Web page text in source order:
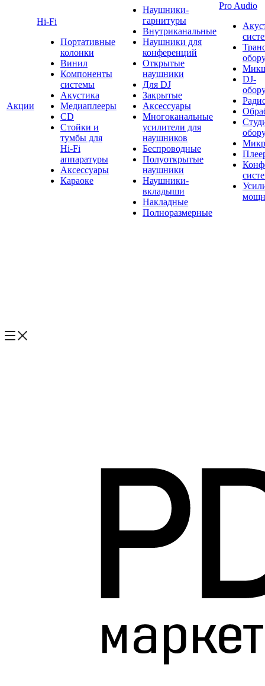
Акции
Hi-Fi
Портативные
колонки
Винил
Компоненты
системы
Акустика
Медиаплееры
CD
Стойки и
тумбы для
Hi-Fi
аппаратуры
Аксессуары
Караоке
Наушники-
гарнитуры
Внутриканальные
Наушники для
конференций
Открытые
наушники
Для DJ
Закрытые
Аксессуары
Многоканальные
усилители для
наушников
Беспроводные
Полуоткрытые
наушники
Наушники-
вкладыши
Накладные
Полноразмерные
Pro Audio
DJ-